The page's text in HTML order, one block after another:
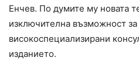
Енчев. По думите му новата
изключителна възможност
високоспециализирани
изданието.